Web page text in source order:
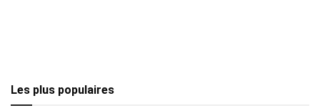
Les plus populaires